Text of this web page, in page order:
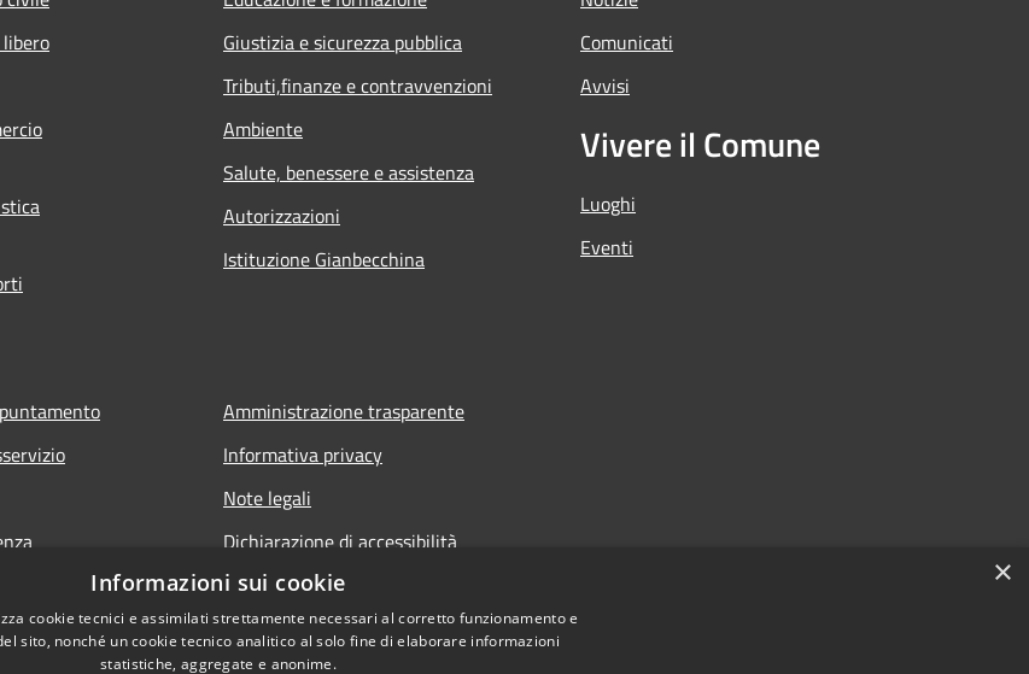
Giustizia e sicurezza pubblica
Tributi,finanze e contravvenzioni
Ambiente
Salute, benessere e assistenza
Autorizzazioni
Istituzione Gianbecchina
Comunicati
Avvisi
Vivere il Comune
Luoghi
Eventi
Amministrazione trasparente
Informativa privacy
Note legali
Dichiarazione di accessibilità
×
Informazioni sui cookie
cookie tecnici e assimilati strettamente necessari al corretto funzionamento e
sito, nonché un cookie tecnico analitico al solo fine di elaborare informazioni
statistiche, aggregate e anonime.